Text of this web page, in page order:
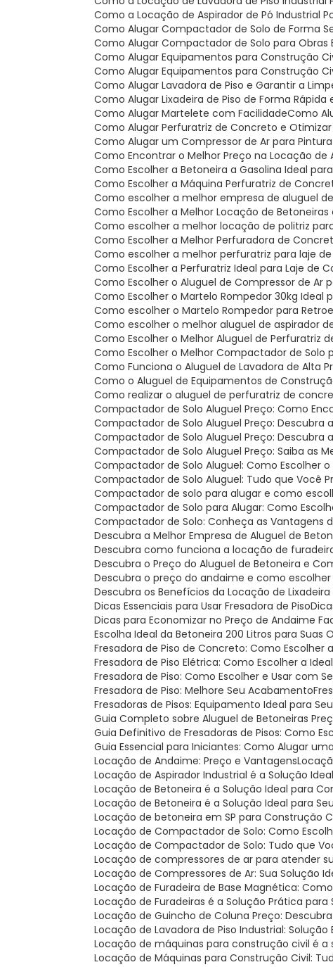
Como a Locação de Aspirador de Pó Industrial
Como Alugar Compactador de Solo de Forma
Como Alugar Compactador de Solo para Obras
Como Alugar Equipamentos para Construção
Como Alugar Equipamentos para Construção
Como Alugar Lavadora de Piso e Garantir a
Como Alugar Lixadeira de Piso de Forma
Como Alugar Martelete com Facilidade Como
Como Alugar Perfuratriz de Concreto e
Como Alugar um Compressor de Ar para
Como Encontrar o Melhor Preço na Locação de
Como Escolher a Betoneira a Gasolina Ideal
Como Escolher a Máquina Perfuratriz de
Como escolher a melhor empresa de aluguel
Como Escolher a Melhor Locação de
Como escolher a melhor locação de politriz
Como Escolher a Melhor Perfuradora de
Como escolher a melhor perfuratriz para laje
Como Escolher a Perfuratriz Ideal para Laje de
Como Escolher o Aluguel de Compressor de Ar
Como Escolher o Martelo Rompedor 30kg Ideal
Como escolher o Martelo Rompedor para
Como escolher o melhor aluguel de aspirador
Como Escolher o Melhor Aluguel de Perfuratriz
Como Escolher o Melhor Compactador de
Como Funciona o Aluguel de Lavadora de Alta
Como o Aluguel de Equipamentos de
Como realizar o aluguel de perfuratriz de
Compactador de Solo Aluguel Preço: Como
Compactador de Solo Aluguel Preço:
Compactador de Solo Aluguel Preço:
Compactador de Solo Aluguel Preço: Saiba as
Compactador de Solo Aluguel: Como Escolher
Compactador de Solo Aluguel: Tudo que Você
Compactador de solo para alugar e como
Compactador de Solo para Alugar: Como
Compactador de Solo: Conheça as Vantagens
Descubra a Melhor Empresa de Aluguel de
Descubra como funciona a locação de
Descubra o Preço do Aluguel de Betoneira e
Descubra o preço do andaime e como
Descubra os Benefícios da Locação de
Dicas Essenciais para Usar Fresadora de Piso
Dicas para Economizar no Preço de Andaime
Escolha Ideal da Betoneira 200 Litros para Suas
Fresadora de Piso de Concreto: Como Escolher
Fresadora de Piso Elétrica: Como Escolher a
Fresadora de Piso: Como Escolher e Usar com
Fresadora de Piso: Melhore Seu Acabamento
Fresadoras de Pisos: Equipamento Ideal para
Guia Completo sobre Aluguel de Betoneiras
Guia Definitivo de Fresadoras de Pisos: Como
Guia Essencial para Iniciantes: Como Alugar
Locação de Andaime: Preço e Vantagens
Locação de Aspirador Industrial é a Solução
Locação de Betoneira é a Solução Ideal para
Locação de Betoneira é a Solução Ideal para
Locação de betoneira em SP para Construção
Locação de Compactador de Solo: Como
Locação de Compactador de Solo: Tudo que
Locação de compressores de ar para atender
Locação de Compressores de Ar: Sua Solução
Locação de Furadeira de Base Magnética:
Locação de Furadeiras é a Solução Prática
Locação de Guincho de Coluna Preço:
Locação de Lavadora de Piso Industrial:
Locação de máquinas para construção civil é
Locação de Máquinas para Construção Civil: